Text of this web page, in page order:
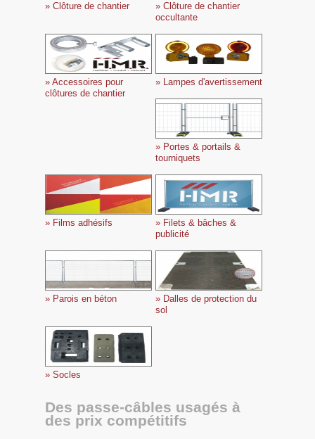
» Clôture de chantier
» Clôture de chantier
occultante
» Accessoires pour
clôtures de chantier
» Lampes d'avertissement
» Portes & portails &
tourniquets
» Films adhésifs
» Filets & bâches &
publicité
» Parois en béton
» Dalles de protection du
sol
» Socles
Des passe-câbles usagés à
des prix compétitifs